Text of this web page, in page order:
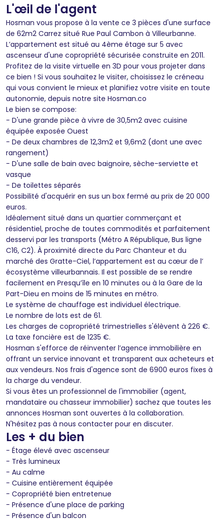
L'œil de l'agent
Hosman vous propose à la vente ce 3 pièces d'une surface
de 62m2 Carrez situé Rue Paul Cambon à Villeurbanne.
L’appartement est situé au 4ème étage sur 5 avec
ascenseur d'une copropriété sécurisée construite en 2011.
Profitez de la visite virtuelle en 3D pour vous projeter dans
ce bien ! Si vous souhaitez le visiter, choisissez le créneau
qui vous convient le mieux et planifiez votre visite en toute
autonomie, depuis notre site Hosman.co
Le bien se compose:
- D'une grande pièce à vivre de 30,5m2 avec cuisine
équipée exposée Ouest
- De deux chambres de 12,3m2 et 9,6m2 (dont une avec
rangement)
- D'une salle de bain avec baignoire, sèche-serviette et
vasque
- De toilettes séparés
Possibilité d'acquérir en sus un box fermé au prix de 20 000
euros.
Idéalement situé dans un quartier commerçant et
résidentiel, proche de toutes commodités et parfaitement
desservi par les transports (Métro A République, Bus ligne
C16, C2). À proximité directe du Parc Chanteur et du
marché des Gratte-Ciel, l’appartement est au cœur de l’
écosystème villeurbannais. Il est possible de se rendre
facilement en Presqu’île en 10 minutes ou à la Gare de la
Part-Dieu en moins de 15 minutes en métro.
Le système de chauffage est individuel électrique.
Le nombre de lots est de 61.
Les charges de copropriété trimestrielles s'élèvent à 226 €.
La taxe foncière est de 1235 €.
Hosman s'efforce de réinventer l’agence immobilière en
offrant un service innovant et transparent aux acheteurs et
aux vendeurs. Nos frais d'agence sont de 6900 euros fixes à
la charge du vendeur.
Si vous êtes un professionnel de l'immobilier (agent,
mandataire ou chasseur immobilier) sachez que toutes les
annonces Hosman sont ouvertes à la collaboration.
N'hésitez pas à nous contacter pour en discuter.
Les + du bien
- Étage élevé avec ascenseur
- Très lumineux
- Au calme
- Cuisine entièrement équipée
- Copropriété bien entretenue
- Présence d'une place de parking
- Présence d'un balcon